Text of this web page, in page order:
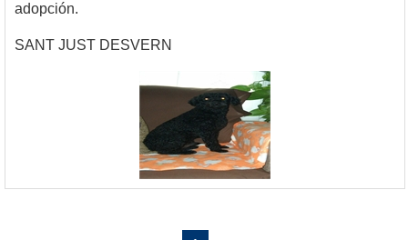
adopción.
SANT JUST DESVERN